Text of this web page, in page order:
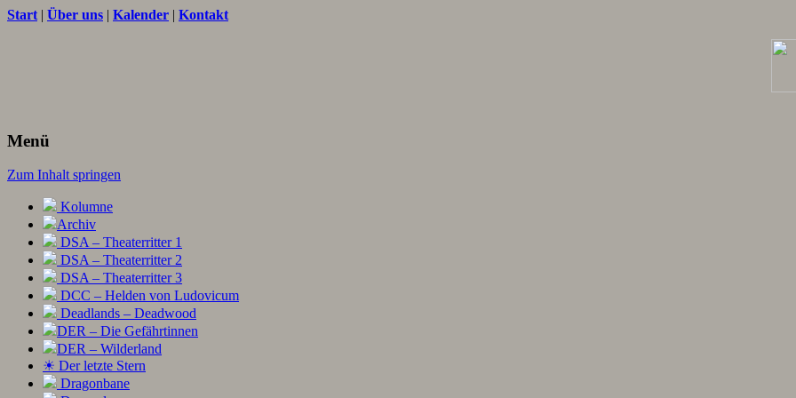
Start | Über uns | Kalender | Kontakt
Menü
Zum Inhalt springen
Kolumne
Archiv
DSA – Theaterritter 1
DSA – Theaterritter 2
DSA – Theaterritter 3
DCC – Helden von Ludovicum
Deadlands – Deadwood
DER – Die Gefährtinnen
DER – Wilderland
☀ Der letzte Stern
Dragonbane